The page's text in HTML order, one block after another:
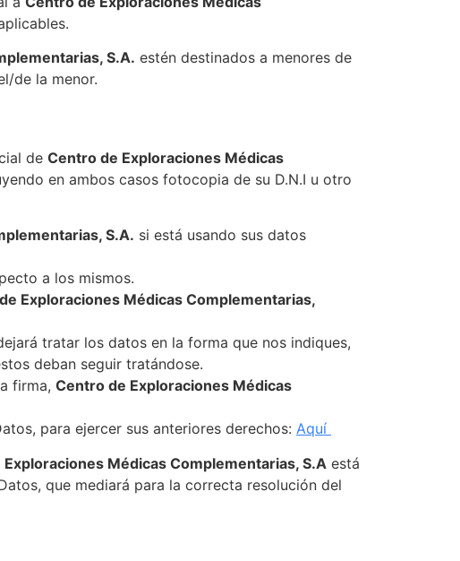
S.A. estén destinados a menores de
de la menor.
de Centro de Exploraciones Médicas
en ambos casos fotocopia de su D.N.I u otro
S.A. si está usando sus datos
a los mismos.
Exploraciones Médicas Complementarias,
tratar los datos en la forma que nos indiques,
deban seguir tratándose.
firma, Centro de Exploraciones Médicas
para ejercer sus anteriores derechos: Aquí
Médicas Complementarias, S.A está
que mediará para la correcta resolución del